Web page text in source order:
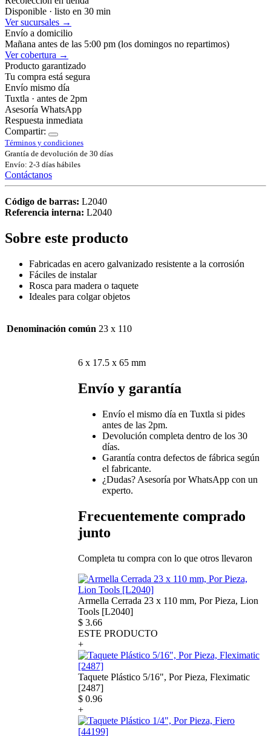
Disponible · listo en 30 min
Ver sucursales →
Envío a domicilio
Mañana antes de las 5:00 pm (los domingos no repartimos)
Ver cobertura →
Producto garantizado
Tu compra está segura
Envío mismo día
Tuxtla · antes de 2pm
Asesoría WhatsApp
Respuesta inmediata
Compartir:
Términos y condiciones
Grantía de devolución de 30 días
Envío: 2-3 días hábiles
Contáctanos
Código de barras: L2040
Referencia interna: L2040
Sobre este producto
Fabricadas en acero galvanizado resistente a la corrosión
Fáciles de instalar
Rosca para madera o taquete
Ideales para colgar objetos
Denominación común 23 x 110
6 x 17.5 x 65 mm
Envío y garantía
Envío el mismo día en Tuxtla si pides
antes de las 2pm.
Devolución completa dentro de los 30
días.
Garantía contra defectos de fábrica según
el fabricante.
¿Dudas? Asesoría por WhatsApp con un
experto.
Frecuentemente comprado
junto
Completa tu compra con lo que otros llevaron
Armella Cerrada 23 x 110 mm, Por Pieza, Lion
Tools [L2040]
$ 3.66
ESTE PRODUCTO
+
Taquete Plástico 5/16", Por Pieza, Fleximatic
[2487]
$ 0.96
+